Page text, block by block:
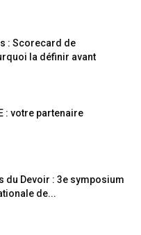
: Scorecard de
la définir avant
: votre partenaire
du Devoir : 3e symposium
de...